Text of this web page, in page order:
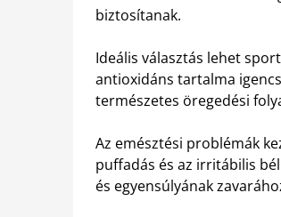
biztosítanak.
Ideális választás lehet
antioxidáns tartalma
természetes öregedési
Az emésztési problémák
puffadás és az irritábilis
és egyensúlyának